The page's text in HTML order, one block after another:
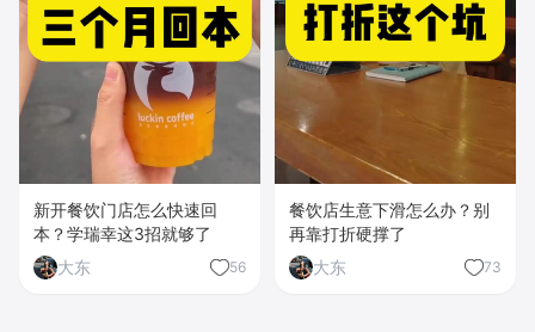
新开餐饮门店怎么快速回
本？学瑞幸这3招就够了
大东
56
餐饮店生意下滑怎么办？别
再靠打折硬撑了
大东
73